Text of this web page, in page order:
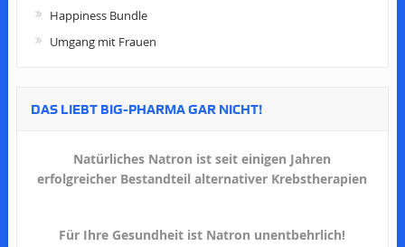
Happiness Bundle
Umgang mit Frauen
DAS LIEBT BIG-PHARMA GAR NICHT!
Natürliches Natron ist seit einigen Jahren
erfolgreicher Bestandteil alternativer Krebstherapien
Für Ihre Gesundheit ist Natron unentbehrlich!